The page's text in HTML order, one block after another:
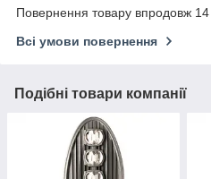
Повернення товару впродовж 14
Всі умови повернення
Подібні товари компанії